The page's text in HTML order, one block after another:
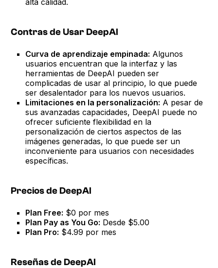
Contras de Usar DeepAI
Curva de aprendizaje empinada: Algunos
usuarios encuentran que la interfaz y las
herramientas de DeepAI pueden ser
complicadas de usar al principio, lo que puede
ser desalentador para los nuevos usuarios.
Limitaciones en la personalización: A pesar de
sus avanzadas capacidades, DeepAI puede no
ofrecer suficiente flexibilidad en la
personalización de ciertos aspectos de las
imágenes generadas, lo que puede ser un
inconveniente para usuarios con necesidades
específicas.
Precios de DeepAI
Plan Free: $0 por mes
Plan Pay as You Go: Desde $5.00
Plan Pro: $4.99 por mes
Reseñas de DeepAI